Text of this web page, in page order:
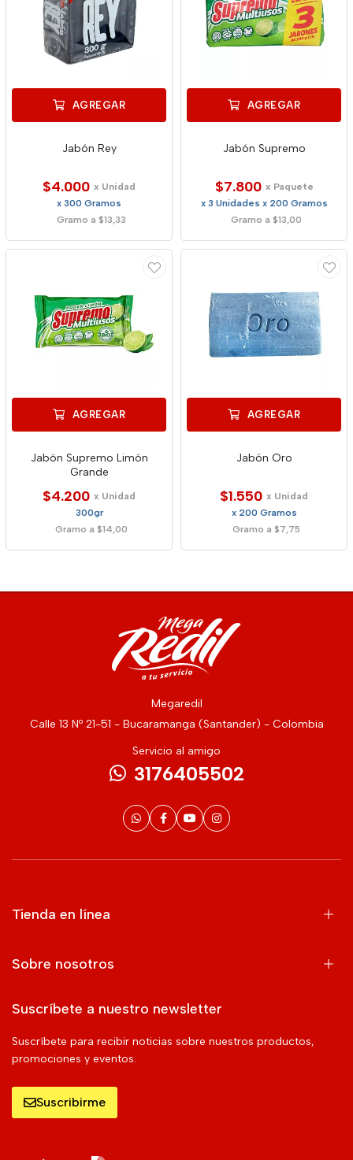
AGREGAR
Jabón Rey
$4.000 x Unidad
x 300 Gramos
Gramo a $13,33
AGREGAR
Jabón Supremo
$7.800 x Paquete
x 3 Unidades x 200 Gramos
Gramo a $13,00
AGREGAR
Jabón Supremo Limón
Grande
$4.200 x Unidad
300gr
Gramo a $14,00
AGREGAR
Jabón Oro
$1.550 x Unidad
x 200 Gramos
Gramo a $7,75
Megaredil
Calle 13 Nº 21-51 - Bucaramanga (Santander) - Colombia
Servicio al amigo
3176405502
Tienda en línea
Sobre nosotros
Suscríbete a nuestro newsletter
Suscríbete para recibir noticias sobre nuestros productos,
promociones y eventos.
Suscribirme